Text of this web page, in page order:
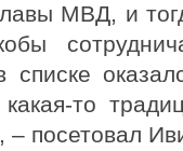
МВД, и
то
– посетовал